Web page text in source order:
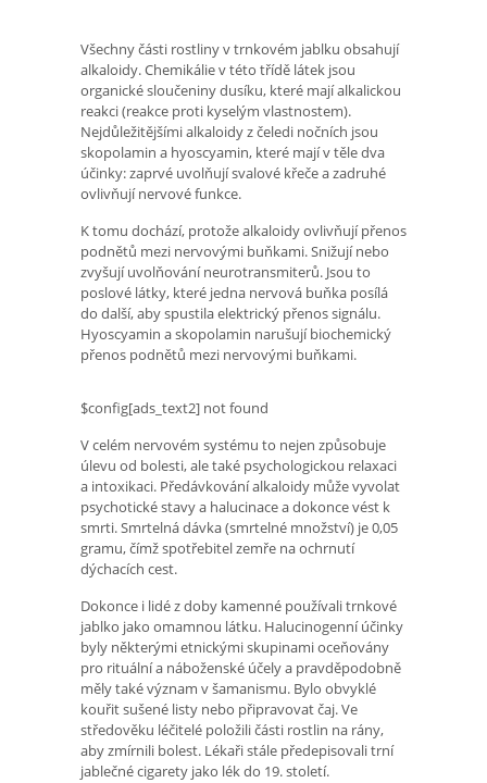
Všechny části rostliny v trnkovém jablku obsahují
alkaloidy. Chemikálie v této třídě látek jsou
organické sloučeniny dusíku, které mají alkalickou
reakci (reakce proti kyselým vlastnostem).
Nejdůležitějšími alkaloidy z čeledi nočních jsou
skopolamin a hyoscyamin, které mají v těle dva
účinky: zaprvé uvolňují svalové křeče a zadruhé
ovlivňují nervové funkce.
K tomu dochází, protože alkaloidy ovlivňují přenos
podnětů mezi nervovými buňkami. Snižují nebo
zvyšují uvolňování neurotransmiterů. Jsou to
poslové látky, které jedna nervová buňka posílá
do další, aby spustila elektrický přenos signálu.
Hyoscyamin a skopolamin narušují biochemický
přenos podnětů mezi nervovými buňkami.
$config[ads_text2] not found
V celém nervovém systému to nejen způsobuje
úlevu od bolesti, ale také psychologickou relaxaci
a intoxikaci. Předávkování alkaloidy může vyvolat
psychotické stavy a halucinace a dokonce vést k
smrti. Smrtelná dávka (smrtelné množství) je 0,05
gramu, čímž spotřebitel zemře na ochrnutí
dýchacích cest.
Dokonce i lidé z doby kamenné používali trnkové
jablko jako omamnou látku. Halucinogenní účinky
byly některými etnickými skupinami oceňovány
pro rituální a náboženské účely a pravděpodobně
měly také význam v šamanismu. Bylo obvyklé
kouřit sušené listy nebo připravovat čaj. Ve
středověku léčitelé položili části rostlin na rány,
aby zmírnili bolest. Lékaři stále předepisovali trní
jablečné cigarety jako lék do 19. století.